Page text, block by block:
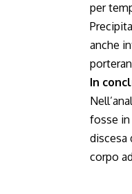
per
anche
In
fosse in
discesa
corpo